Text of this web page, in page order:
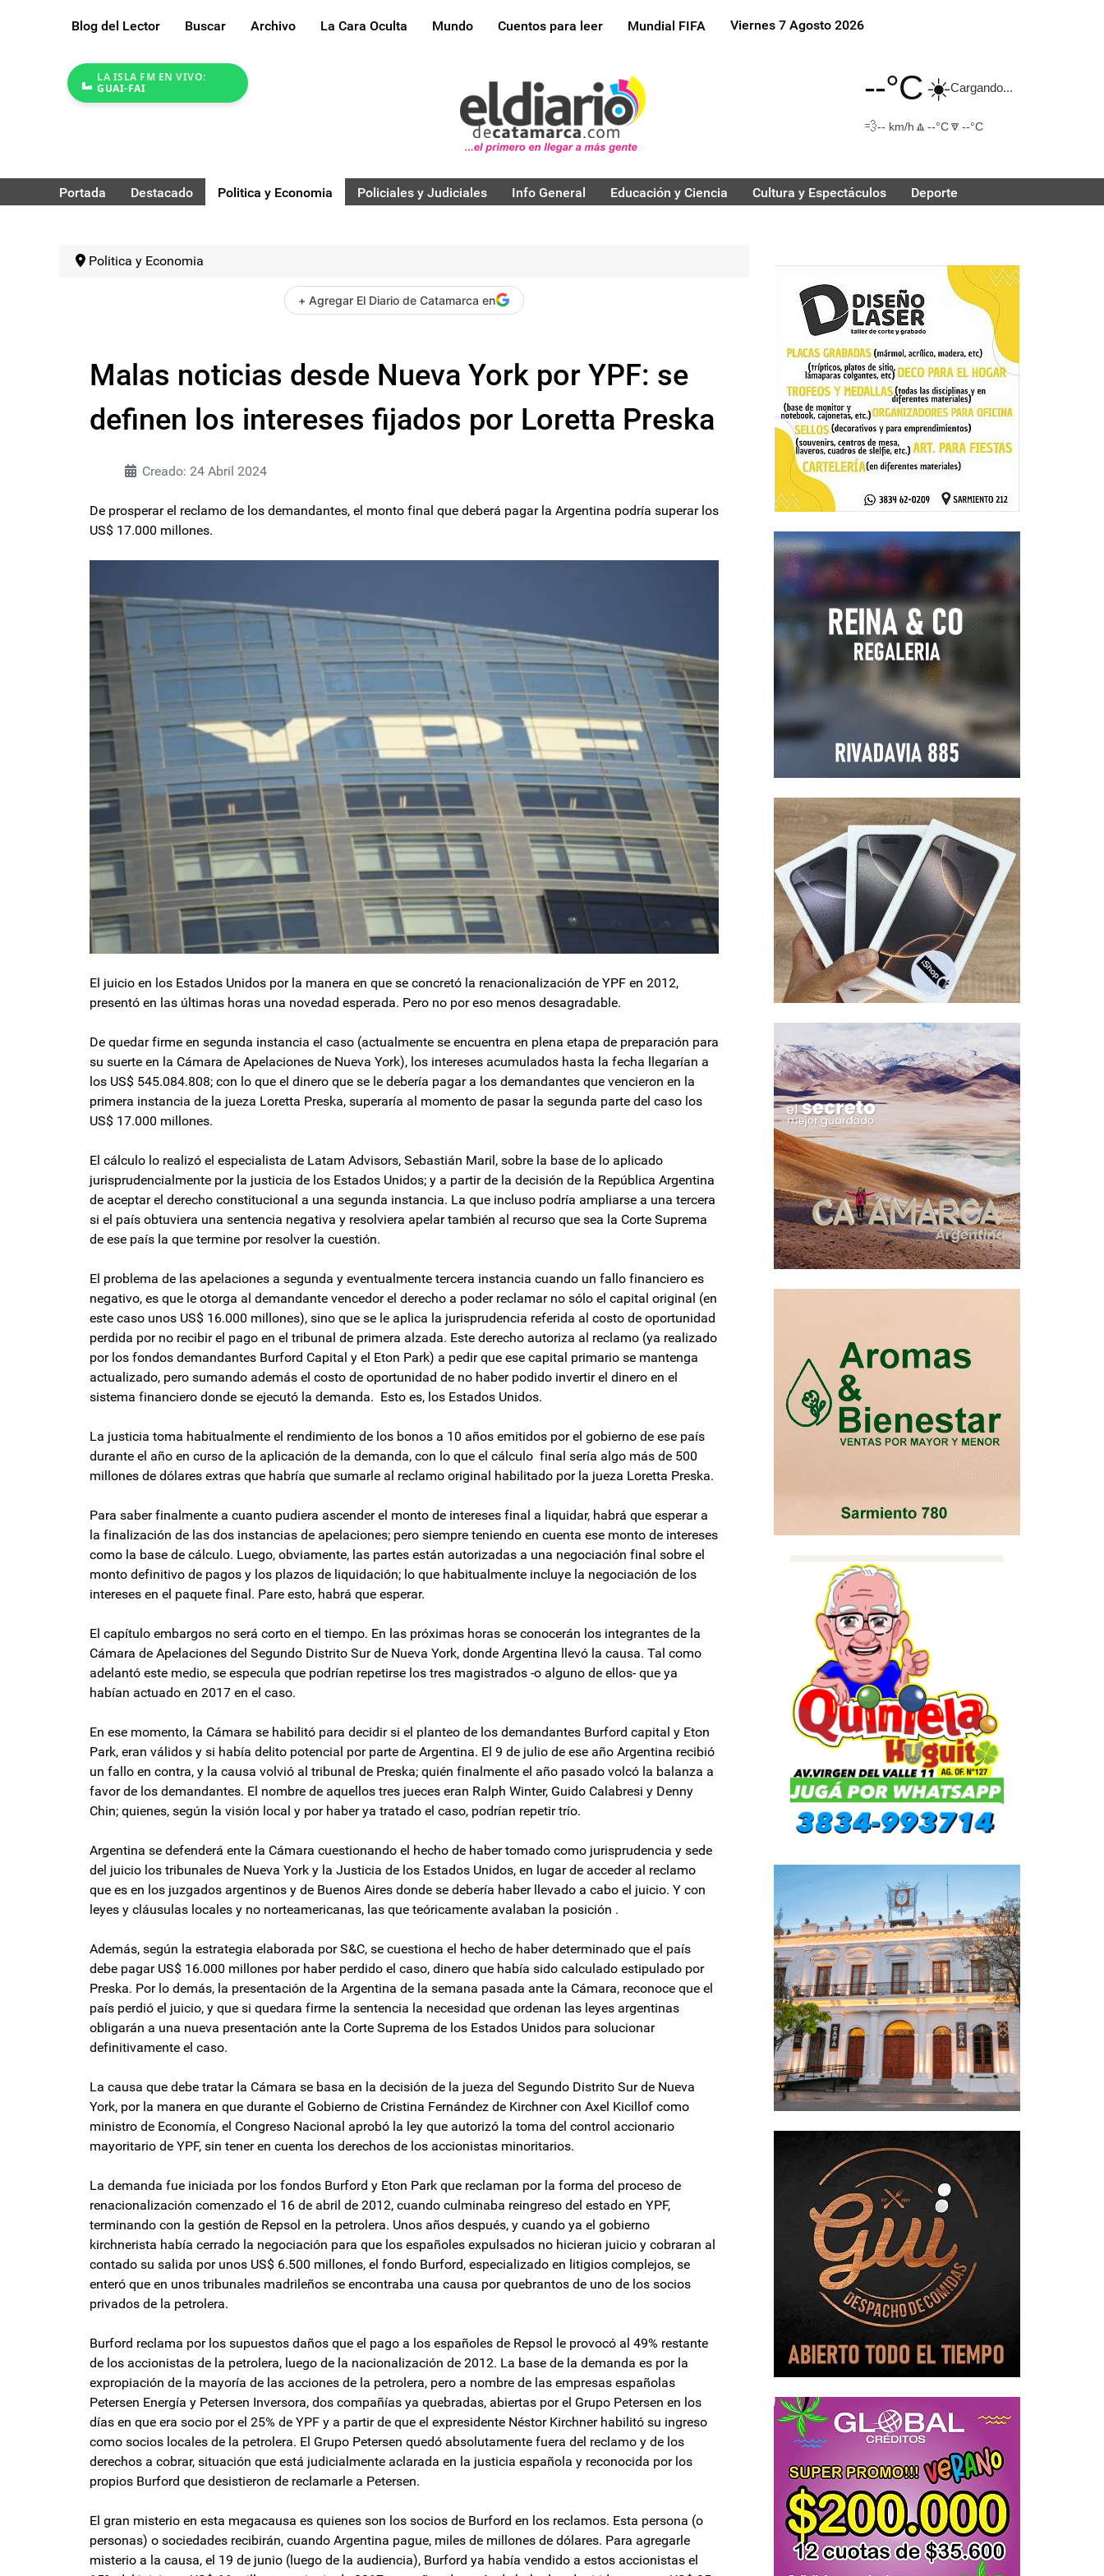
Blog del Lector Buscar Archivo La Cara Oculta Mundo Cuentos para leer Mundial FIFA Viernes 7 Agosto 2026
LA ISLA FM EN VIVO:
GUAI-FAI
--°C☀️Cargando...
💨-- km/h 🔼 --°C🔽 --°C
Portada Destacado Politica y Economia Policiales y Judiciales Info General Educación y Ciencia Cultura y Espectáculos Deporte
Politica y Economia
+ Agregar El Diario de Catamarca en
Malas noticias desde Nueva York por YPF: se
definen los intereses fijados por Loretta Preska
Creado: 24 Abril 2024
De prosperar el reclamo de los demandantes, el monto final que deberá pagar la Argentina podría superar los
US$ 17.000 millones.
El juicio en los Estados Unidos por la manera en que se concretó la renacionalización de YPF en 2012,
presentó en las últimas horas una novedad esperada. Pero no por eso menos desagradable.
De quedar firme en segunda instancia el caso (actualmente se encuentra en plena etapa de preparación para
su suerte en la Cámara de Apelaciones de Nueva York), los intereses acumulados hasta la fecha llegarían a
los US$ 545.084.808; con lo que el dinero que se le debería pagar a los demandantes que vencieron en la
primera instancia de la jueza Loretta Preska, superaría al momento de pasar la segunda parte del caso los
US$ 17.000 millones.
El cálculo lo realizó el especialista de Latam Advisors, Sebastián Maril, sobre la base de lo aplicado
jurisprudencialmente por la justicia de los Estados Unidos; y a partir de la decisión de la República Argentina
de aceptar el derecho constitucional a una segunda instancia. La que incluso podría ampliarse a una tercera
si el país obtuviera una sentencia negativa y resolviera apelar también al recurso que sea la Corte Suprema
de ese país la que termine por resolver la cuestión.
El problema de las apelaciones a segunda y eventualmente tercera instancia cuando un fallo financiero es
negativo, es que le otorga al demandante vencedor el derecho a poder reclamar no sólo el capital original (en
este caso unos US$ 16.000 millones), sino que se le aplica la jurisprudencia referida al costo de oportunidad
perdida por no recibir el pago en el tribunal de primera alzada. Este derecho autoriza al reclamo (ya realizado
por los fondos demandantes Burford Capital y el Eton Park) a pedir que ese capital primario se mantenga
actualizado, pero sumando además el costo de oportunidad de no haber podido invertir el dinero en el
sistema financiero donde se ejecutó la demanda. Esto es, los Estados Unidos.
La justicia toma habitualmente el rendimiento de los bonos a 10 años emitidos por el gobierno de ese país
durante el año en curso de la aplicación de la demanda, con lo que el cálculo final sería algo más de 500
millones de dólares extras que habría que sumarle al reclamo original habilitado por la jueza Loretta Preska.
Para saber finalmente a cuanto pudiera ascender el monto de intereses final a liquidar, habrá que esperar a
la finalización de las dos instancias de apelaciones; pero siempre teniendo en cuenta ese monto de intereses
como la base de cálculo. Luego, obviamente, las partes están autorizadas a una negociación final sobre el
monto definitivo de pagos y los plazos de liquidación; lo que habitualmente incluye la negociación de los
intereses en el paquete final. Pare esto, habrá que esperar.
El capítulo embargos no será corto en el tiempo. En las próximas horas se conocerán los integrantes de la
Cámara de Apelaciones del Segundo Distrito Sur de Nueva York, donde Argentina llevó la causa. Tal como
adelantó este medio, se especula que podrían repetirse los tres magistrados -o alguno de ellos- que ya
habían actuado en 2017 en el caso.
En ese momento, la Cámara se habilitó para decidir si el planteo de los demandantes Burford capital y Eton
Park, eran válidos y si había delito potencial por parte de Argentina. El 9 de julio de ese año Argentina recibió
un fallo en contra, y la causa volvió al tribunal de Preska; quién finalmente el año pasado volcó la balanza a
favor de los demandantes. El nombre de aquellos tres jueces eran Ralph Winter, Guido Calabresi y Denny
Chin; quienes, según la visión local y por haber ya tratado el caso, podrían repetir trío.
Argentina se defenderá ente la Cámara cuestionando el hecho de haber tomado como jurisprudencia y sede
del juicio los tribunales de Nueva York y la Justicia de los Estados Unidos, en lugar de acceder al reclamo
que es en los juzgados argentinos y de Buenos Aires donde se debería haber llevado a cabo el juicio. Y con
leyes y cláusulas locales y no norteamericanas, las que teóricamente avalaban la posición .
Además, según la estrategia elaborada por S&C, se cuestiona el hecho de haber determinado que el país
debe pagar US$ 16.000 millones por haber perdido el caso, dinero que había sido calculado estipulado por
Preska. Por lo demás, la presentación de la Argentina de la semana pasada ante la Cámara, reconoce que el
país perdió el juicio, y que si quedara firme la sentencia la necesidad que ordenan las leyes argentinas
obligarán a una nueva presentación ante la Corte Suprema de los Estados Unidos para solucionar
definitivamente el caso.
La causa que debe tratar la Cámara se basa en la decisión de la jueza del Segundo Distrito Sur de Nueva
York, por la manera en que durante el Gobierno de Cristina Fernández de Kirchner con Axel Kicillof como
ministro de Economía, el Congreso Nacional aprobó la ley que autorizó la toma del control accionario
mayoritario de YPF, sin tener en cuenta los derechos de los accionistas minoritarios.
La demanda fue iniciada por los fondos Burford y Eton Park que reclaman por la forma del proceso de
renacionalización comenzado el 16 de abril de 2012, cuando culminaba reingreso del estado en YPF,
terminando con la gestión de Repsol en la petrolera. Unos años después, y cuando ya el gobierno
kirchnerista había cerrado la negociación para que los españoles expulsados no hicieran juicio y cobraran al
contado su salida por unos US$ 6.500 millones, el fondo Burford, especializado en litigios complejos, se
enteró que en unos tribunales madrileños se encontraba una causa por quebrantos de uno de los socios
privados de la petrolera.
Burford reclama por los supuestos daños que el pago a los españoles de Repsol le provocó al 49% restante
de los accionistas de la petrolera, luego de la nacionalización de 2012. La base de la demanda es por la
expropiación de la mayoría de las acciones de la petrolera, pero a nombre de las empresas españolas
Petersen Energía y Petersen Inversora, dos compañías ya quebradas, abiertas por el Grupo Petersen en los
días en que era socio por el 25% de YPF y a partir de que el expresidente Néstor Kirchner habilitó su ingreso
como socios locales de la petrolera. El Grupo Petersen quedó absolutamente fuera del reclamo y de los
derechos a cobrar, situación que está judicialmente aclarada en la justicia española y reconocida por los
propios Burford que desistieron de reclamarle a Petersen.
El gran misterio en esta megacausa es quienes son los socios de Burford en los reclamos. Esta persona (o
personas) o sociedades recibirán, cuando Argentina pague, miles de millones de dólares. Para agregarle
misterio a la causa, el 19 de junio (luego de la audiencia), Burford ya había vendido a estos accionistas el